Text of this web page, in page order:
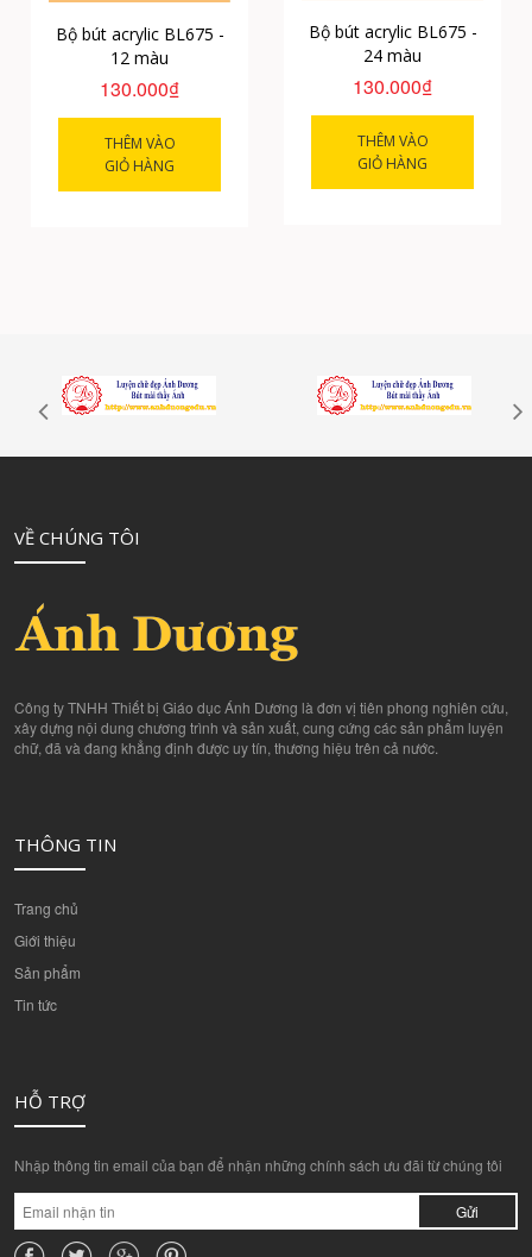
Bộ bút acrylic BL675 -
12 màu
130.000₫
THÊM VÀO
GIỎ HÀNG
Bộ bút acrylic BL675 -
24 màu
130.000₫
THÊM VÀO
GIỎ HÀNG
VỀ CHÚNG TÔI
Công ty TNHH Thiết bị Giáo dục Ánh Dương là đơn vị tiên phong nghiên cứu,
xây dựng nội dung chương trình và sản xuất, cung cứng các sản phẩm luyện
chữ, đã và đang khẳng định được uy tín, thương hiệu trên cả nước.
THÔNG TIN
Trang chủ
Giới thiệu
Sản phẩm
Tin tức
HỖ TRỢ
Nhập thông tin email của bạn để nhận những chính sách ưu đãi từ chúng tôi
Gửi